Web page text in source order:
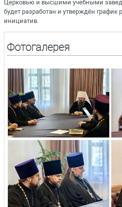
Церковью и высшими учебными
будет разработан и утверждён
инициатив.
Фотогалерея